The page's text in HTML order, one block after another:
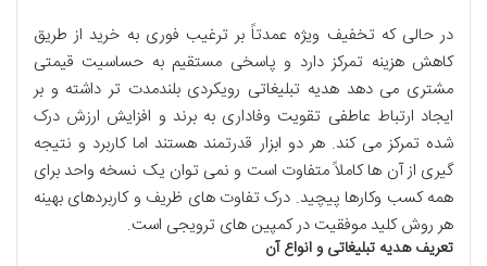
در حالی که تخفیف ویژه عمدتاً بر ترغیب فوری به خرید از طریق
کاهش هزینه تمرکز دارد و پاسخی مستقیم به حساسیت قیمتی
مشتری می دهد هدیه تبلیغاتی رویکردی بلندمدت تر داشته و بر
ایجاد ارتباط عاطفی تقویت وفاداری به برند و افزایش ارزش درک
شده تمرکز می کند. هر دو ابزار قدرتمند هستند اما کاربرد و نتیجه
گیری از آن ها کاملاً متفاوت است و نمی توان یک نسخه واحد برای
همه کسب وکارها پیچید. درک تفاوت های ظریف و کاربردهای بهینه
هر روش کلید موفقیت در کمپین های ترویجی است.
تعریف هدیه تبلیغاتی وانواع آن